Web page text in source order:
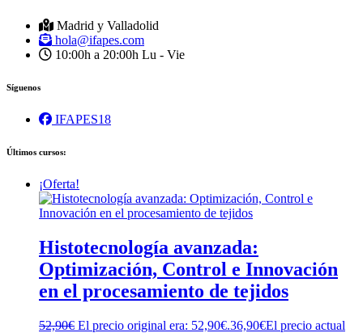
Madrid y Valladolid
hola@ifapes.com
10:00h a 20:00h Lu - Vie
Síguenos
IFAPES18
Últimos cursos:
¡Oferta!
Histotecnología avanzada:
Optimización, Control e Innovación
en el procesamiento de tejidos
52,90€ El precio original era: 52,90€.36,90€El precio actual